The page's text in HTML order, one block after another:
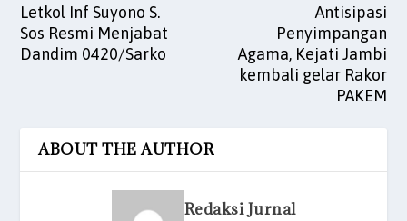
Letkol Inf Suyono S.
Sos Resmi Menjabat
Dandim 0420/Sarko
Antisipasi
Penyimpangan
Agama, Kejati Jambi
kembali gelar Rakor
PAKEM
ABOUT THE AUTHOR
Redaksi Jurnal